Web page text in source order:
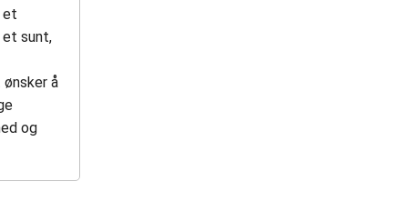
et
et sunt,
å
og